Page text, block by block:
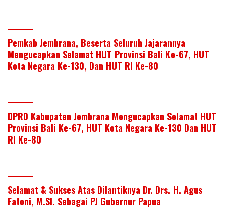
Pemkab Jembrana, Beserta Seluruh Jajarannya
Mengucapkan Selamat HUT Provinsi Bali Ke-67, HUT
Kota Negara Ke-130, Dan HUT RI Ke-80
DPRD Kabupaten Jembrana Mengucapkan Selamat HUT
Provinsi Bali Ke-67, HUT Kota Negara Ke-130 Dan HUT
RI Ke-80
Selamat & Sukses Atas Dilantiknya Dr. Drs. H. Agus
Fatoni, M.SI. Sebagai PJ Gubernur Papua